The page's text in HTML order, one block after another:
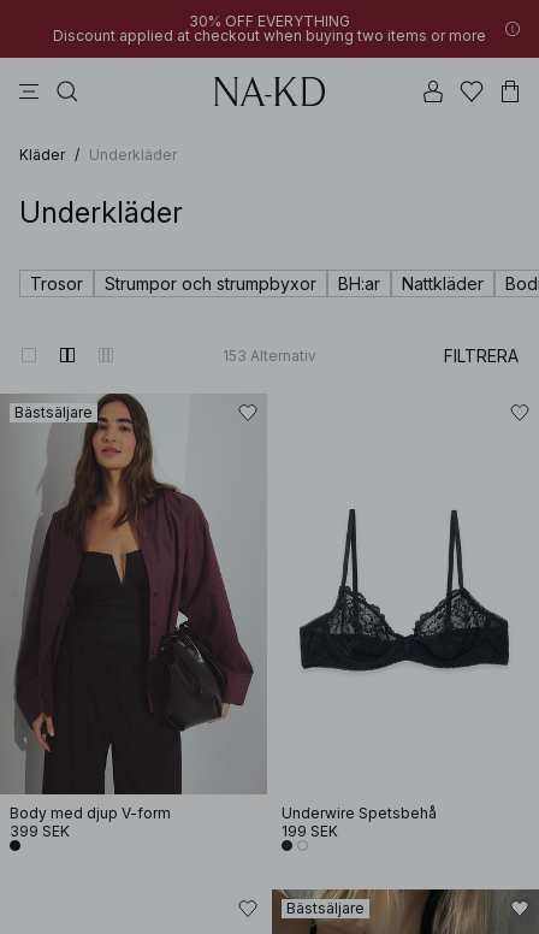
30% OFF EVERYTHING
Discount applied at checkout when buying two items or more
Kläder / Underkläder
Underkläder
Trosor Strumpor och strumpbyxor BH:ar Nattkläder
153 Alternativ FILTRERA
Bästsäljare
Body med djup V-form
399 SEK
Underwire Spetsbehå
199 SEK
Bästsäljare